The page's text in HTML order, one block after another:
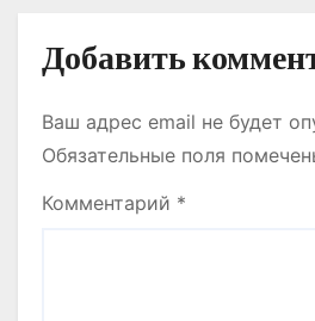
Добавить
Ваш адрес email не будет
Обязательные поля
Комментарий *